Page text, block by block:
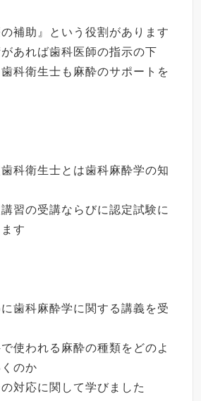
補助』という役割があります
あれば歯科医師の指示の下
科衛生士も麻酔のサポートを
科衛生士とは歯科麻酔学の知
習の受講ならびに認定試験に
す
歯科麻酔学に関する講義を受
使われる麻酔の種類をどのよ
のか
対応に関して学びました